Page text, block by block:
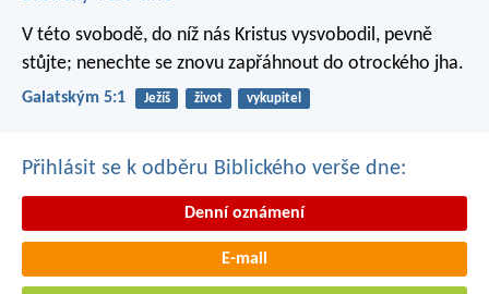
V této svobodě, do níž nás Kristus vysvobodil, pevně
stůjte; nenechte se znovu zapřáhnout do otrockého jha.
Galatským 5:1 Ježíš život vykupitel
Přihlásit se k odběru Biblického verše dne:
Denní oznámení
E-mail